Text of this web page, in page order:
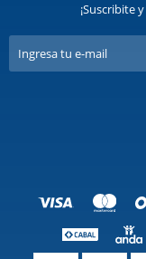
¡Suscribite